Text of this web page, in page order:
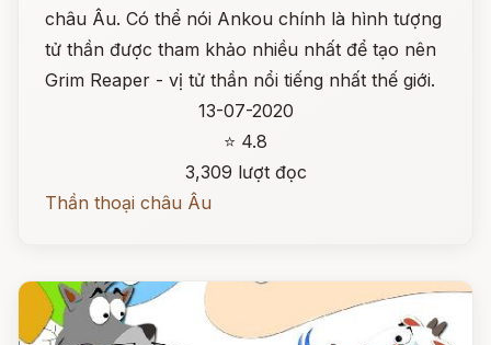
châu Âu. Có thể nói Ankou chính là hình tượng
tử thần được tham khảo nhiều nhất để tạo nên
Grim Reaper - vị tử thần nổi tiếng nhất thế giới.
13-07-2020
⭐ 4.8
3,309 lượt đọc
Thần thoại châu Âu